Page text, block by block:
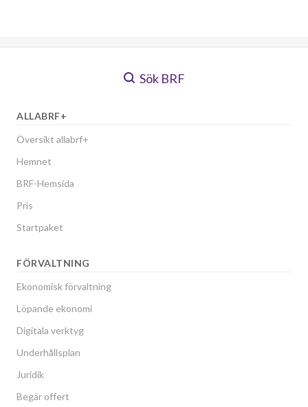
Sök BRF
ALLABRF+
Översikt allabrf+
Hemnet
BRF-Hemsida
Pris
Startpaket
FÖRVALTNING
Ekonomisk förvaltning
Löpande ekonomi
Digitala verktyg
Underhållsplan
Juridik
Begär offert